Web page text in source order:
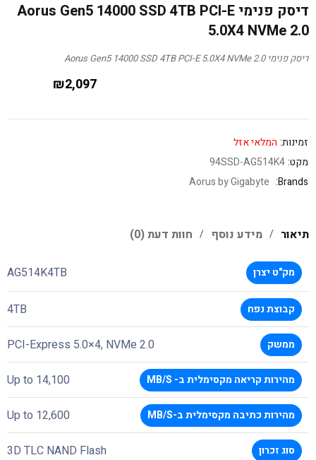
דיסק פנימי Aorus Gen5 14000 SSD 4TB PCI-E
5.0X4 NVMe 2.0
דיסק פנימי Aorus Gen5 14000 SSD 4TB PCI-E 5.0X4 NVMe 2.0
₪2,097
זמינות: המלאי אזל
מקט:94SSD-AG514K4
Brands:
Aorus by Gigabyte
תיאור מידע נוסף חוות דעת (0)
מק"ט יצרן AG514K4TB
קבוצת נפח 4TB
ממשק PCI-Express 5.0×4, NVMe 2.0
מהירות קריאה מקסימלית ב- MB/S Up to 14,100
מהירות כתיבה מקסימלית ב-MB/S Up to 12,600
סוג זכרון 3D TLC NAND Flash